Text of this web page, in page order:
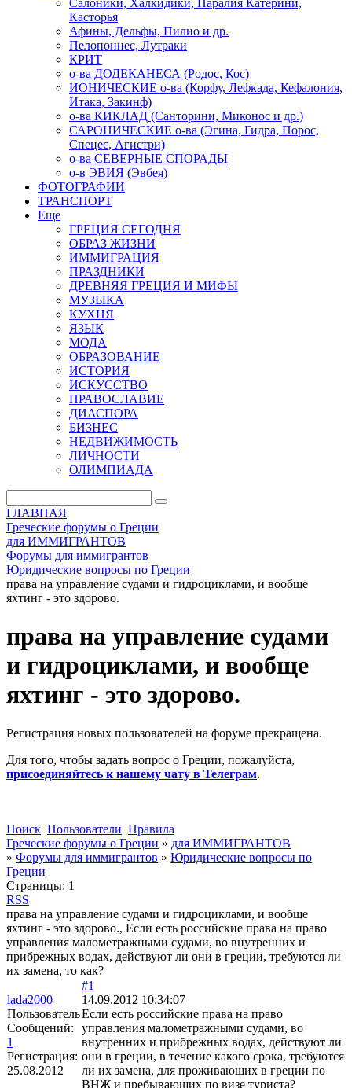
Салоники, Халкидики, Паралия Катерини,
Касторья
Афины, Дельфы, Пилио и др.
Пелопоннес, Лутраки
КРИТ
о-ва ДОДЕКАНЕСА (Родос, Кос)
ИОНИЧЕСКИЕ о-ва (Корфу, Лефкада, Кефалония,
Итака, Закинф)
о-ва КИКЛАД (Санторини, Миконос и др.)
САРОНИЧЕСКИЕ о-ва (Эгина, Гидра, Порос,
Спецес, Агистри)
о-ва СЕВЕРНЫЕ СПОРАДЫ
о-в ЭВИЯ (Эвбея)
ФОТОГРАФИИ
ТРАНСПОРТ
Еще
ГРЕЦИЯ СЕГОДНЯ
ОБРАЗ ЖИЗНИ
ИММИГРАЦИЯ
ПРАЗДНИКИ
ДРЕВНЯЯ ГРЕЦИЯ И МИФЫ
МУЗЫКА
КУХНЯ
ЯЗЫК
МОДА
ОБРАЗОВАНИЕ
ИСТОРИЯ
ИСКУССТВО
ПРАВОСЛАВИЕ
ДИАСПОРА
БИЗНЕС
НЕДВИЖИМОСТЬ
ЛИЧНОСТИ
ОЛИМПИАДА
ГЛАВНАЯ
Греческие форумы о Греции
для ИММИГРАНТОВ
Форумы для иммигрантов
Юридические вопросы по Греции
права на управление судами и гидроциклами, и вообще
яхтинг - это здорово.
права на управление судами
и гидроциклами, и вообще
яхтинг - это здорово.
Регистрация новых пользователей на форуме прекращена.
Для того, чтобы задать вопрос о Греции, пожалуйста,
присоединяйтесь к нашему чату в Телеграм.
Поиск Пользователи Правила
Греческие форумы о Греции » для ИММИГРАНТОВ
» Форумы для иммигрантов » Юридические вопросы по
Греции
Страницы: 1
RSS
права на управление судами и гидроциклами, и вообще
яхтинг - это здорово., Если есть российские права на право
управления малометражными судами, во внутренних и
прибрежных водах, действуют ли они в греции, требуются ли
их замена, то как?
lada2000
Пользователь
Сообщений:
1
Регистрация:
25.08.2012
#1
14.09.2012 10:34:07
Если есть российские права на право
управления малометражными судами, во
внутренних и прибрежных водах, действуют ли
они в греции, в течение какого срока, требуются
ли их замена, для проживающих в греции по
ВНЖ и пребывающих по визе туриста?